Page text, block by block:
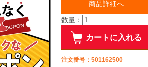
商品詳細へ
数量：
カートに入れる
注文番号：501162500